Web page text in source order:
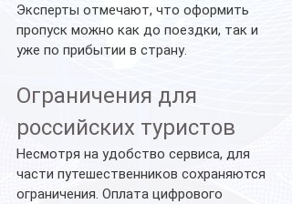
Эксперты отмечают, что оформить
пропуск можно как до поездки, так и
уже по прибытии в страну.
Ограничения для
российских туристов
Несмотря на удобство сервиса, для
части путешественников сохраняются
ограничения. Оплата цифрового